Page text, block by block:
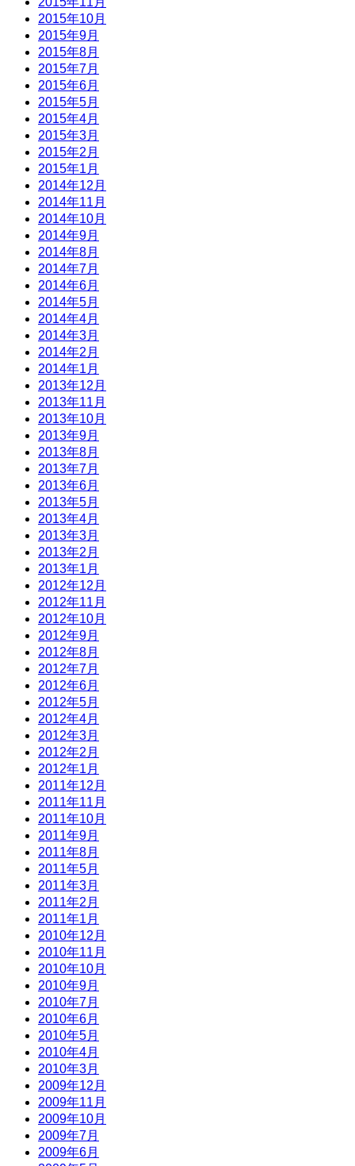
2015年10月
2015年9月
2015年8月
2015年7月
2015年6月
2015年5月
2015年4月
2015年3月
2015年2月
2015年1月
2014年12月
2014年11月
2014年10月
2014年9月
2014年8月
2014年7月
2014年6月
2014年5月
2014年4月
2014年3月
2014年2月
2014年1月
2013年12月
2013年11月
2013年10月
2013年9月
2013年8月
2013年7月
2013年6月
2013年5月
2013年4月
2013年3月
2013年2月
2013年1月
2012年12月
2012年11月
2012年10月
2012年9月
2012年8月
2012年7月
2012年6月
2012年5月
2012年4月
2012年3月
2012年2月
2012年1月
2011年12月
2011年11月
2011年10月
2011年9月
2011年8月
2011年5月
2011年3月
2011年2月
2011年1月
2010年12月
2010年11月
2010年10月
2010年9月
2010年7月
2010年6月
2010年5月
2010年4月
2010年3月
2009年12月
2009年11月
2009年10月
2009年7月
2009年6月